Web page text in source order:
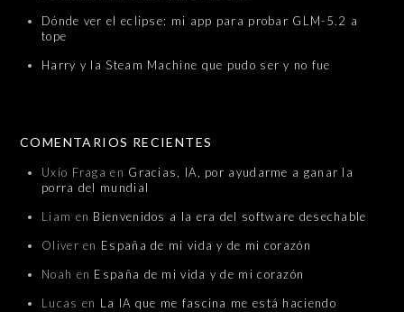
Dónde ver el eclipse: mi app para probar GLM-5.2 a
tope
Harry y la Steam Machine que pudo ser y no fue
COMENTARIOS RECIENTES
Uxío Fraga en Gracias, IA, por ayudarme a ganar la
porra del mundial
Liam en Bienvenidos a la era del software desechable
Oliver en España de mi vida y de mi corazón
Noah en España de mi vida y de mi corazón
Lucas en La IA que me fascina me está haciendo